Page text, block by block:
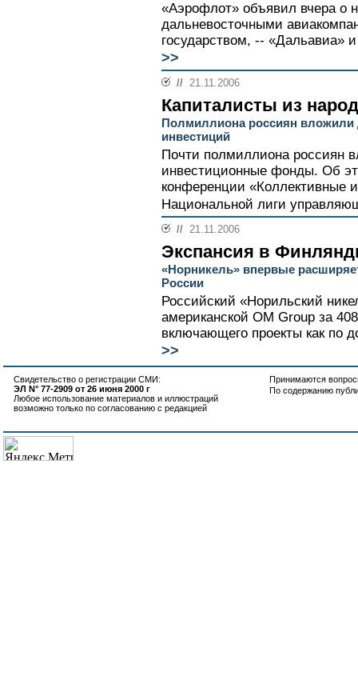
«Аэрофлот» объявил вчера о
дальневосточными
государством, -- «Дальавиа»
>>
// 21.11.2006
Капиталисты из
Полмиллиона россиян вложили
инвестиций
Почти полмиллиона россиян
инвестиционные фонды. Об
конференции «Коллективные
Национальной лиги
// 21.11.2006
Экспансия в
«Норникель» впервые
России
Российский «Норильский
американской OM Group за
включающего проекты как по
>>
Свидетельство о регистрации СМИ:
ЭЛ N° 77-2909 от 26 июня 2000 г
Любое использование материалов и иллюстраций
возможно только по согласованию с редакцией
Принимаются
По содержанию